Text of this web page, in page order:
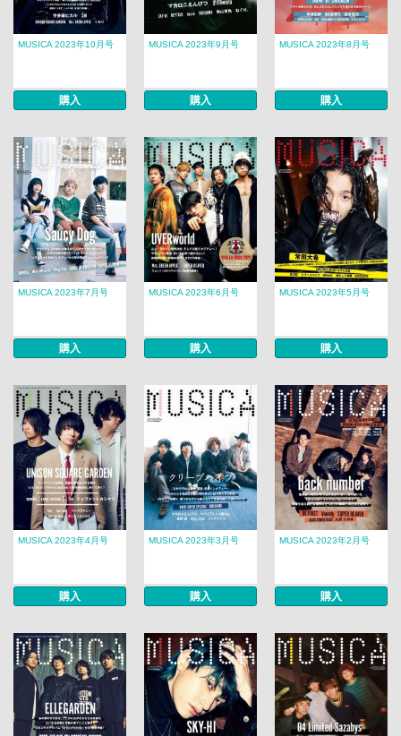
MUSICA 2023年10月号
購入
MUSICA 2023年9月号
購入
MUSICA 2023年8月号
購入
MUSICA 2023年7月号
購入
MUSICA 2023年6月号
購入
MUSICA 2023年5月号
購入
MUSICA 2023年4月号
購入
MUSICA 2023年3月号
購入
MUSICA 2023年2月号
購入